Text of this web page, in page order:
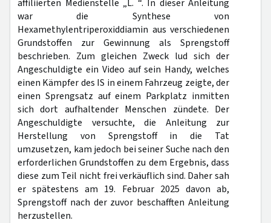
affiliierten Medienstelle „L. “. In dieser Anleitung
war die Synthese von
Hexamethylentriperoxiddiamin aus verschiedenen
Grundstoffen zur Gewinnung als Sprengstoff
beschrieben. Zum gleichen Zweck lud sich der
Angeschuldigte ein Video auf sein Handy, welches
einen Kämpfer des IS in einem Fahrzeug zeigte, der
einen Sprengsatz auf einem Parkplatz inmitten
sich dort aufhaltender Menschen zündete. Der
Angeschuldigte versuchte, die Anleitung zur
Herstellung von Sprengstoff in die Tat
umzusetzen, kam jedoch bei seiner Suche nach den
erforderlichen Grundstoffen zu dem Ergebnis, dass
diese zum Teil nicht frei verkäuflich sind. Daher sah
er spätestens am 19. Februar 2025 davon ab,
Sprengstoff nach der zuvor beschafften Anleitung
herzustellen.